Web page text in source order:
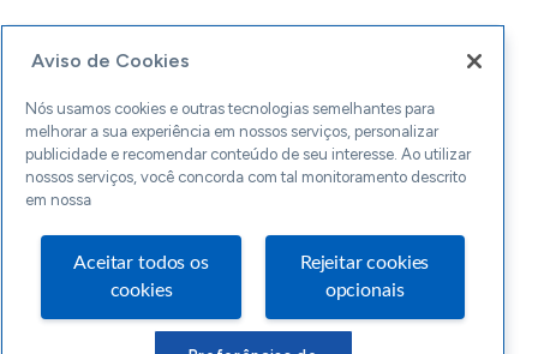
Aviso de Cookies
Nós usamos cookies e outras tecnologias semelhantes para
melhorar a sua experiência em nossos serviços, personalizar
publicidade e recomendar conteúdo de seu interesse. Ao utilizar
nossos serviços, você concorda com tal monitoramento descrito
em nossa
Aceitar todos os
cookies
Rejeitar cookies
opcionais